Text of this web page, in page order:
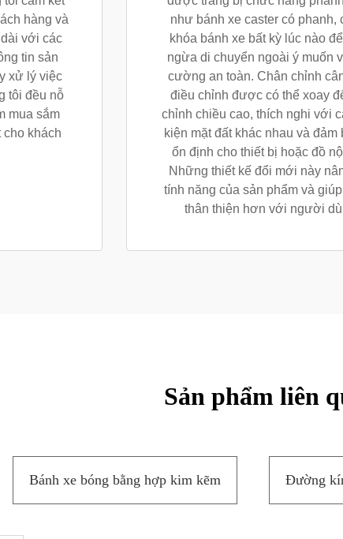
hàng và
với các
tin sản
xử lý việc
tôi đều nỗ
mua sắm
cho khách
như bánh xe caster có phanh,
khóa bánh xe bất kỳ lúc nào
ngừa di chuyển ngoài ý muốn
cường an toàn. Chân chỉnh
điều chỉnh được có thể xoay
chỉnh chiều cao, thích nghi với
kiện mặt đất khác nhau và đảm
ổn định cho thiết bị hoặc đồ
Những thiết kế đổi mới này
tính năng của sản phẩm và
thân thiện hơn với người
Sản phẩm liên
Bánh xe bóng bằng hợp kim kẽm Đường